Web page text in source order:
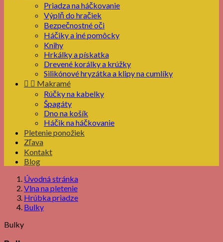
Priadza na háčkovanie
Výplň do hračiek
Bezpečnostné oči
Háčiky a iné pomôcky
Knihy
Hrkálky a pískatka
Drevené korálky a krúžky
Silikónové hryzátka a klipy na cumlíky
  Makramé
Rúčky na kabelky
Špagáty
Dno na košík
Háčik na háčkovanie
Pletenie ponožiek
Zľava
Kontakt
Blog
Úvodná stránka
Vlna na pletenie
Hrúbka priadze
Bulky
Bulky